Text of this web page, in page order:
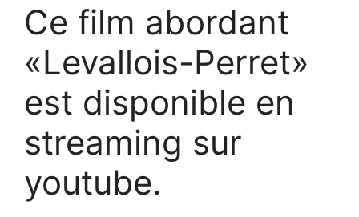
Ce film abordant
«Levallois-Perret»
est disponible en
streaming sur
youtube.